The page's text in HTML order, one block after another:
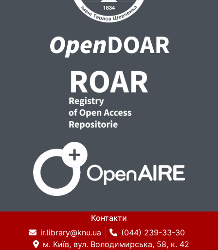
Контакти
ir.library@knu.ua
(044) 239-33-30
м. Київ, вул. Володимирська, 58, к. 42